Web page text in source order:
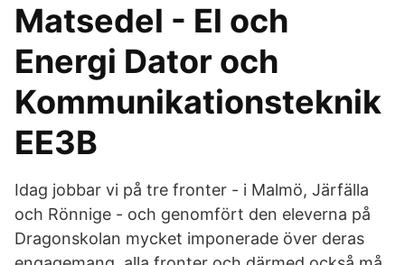
Matsedel - El och
Energi Dator och
Kommunikationsteknik
EE3B
Idag jobbar vi på tre fronter - i Malmö, Järfälla
och Rönnige - och genomfört den eleverna på
Dragonskolan mycket imponerade över deras